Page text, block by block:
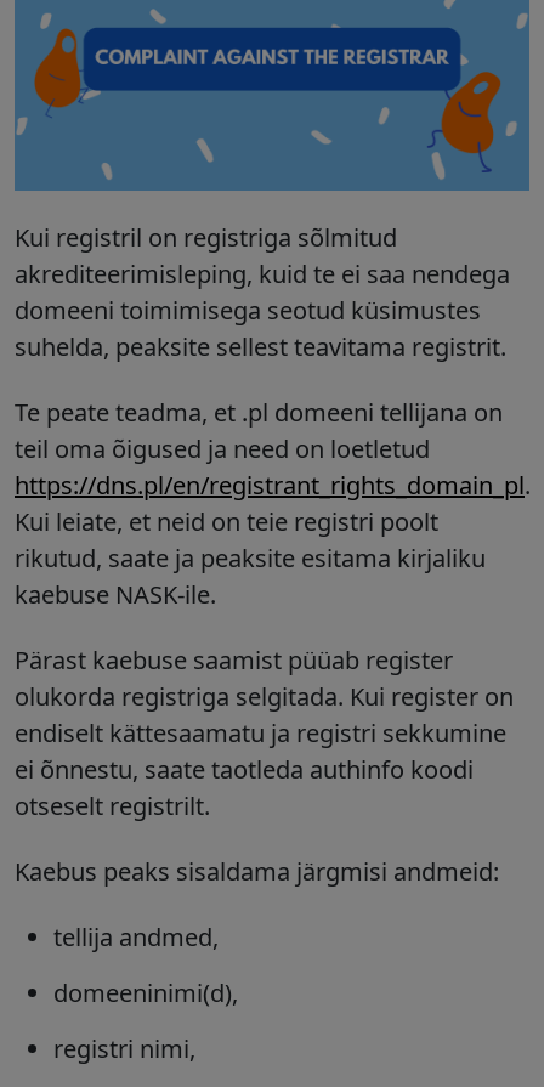
Kui registril on registriga sõlmitud
akrediteerimisleping, kuid te ei saa nendega
domeeni toimimisega seotud küsimustes
suhelda, peaksite sellest teavitama registrit.
Te peate teadma, et .pl domeeni tellijana on
teil oma õigused ja need on loetletud
https://dns.pl/en/registrant_rights_domain_pl.
Kui leiate, et neid on teie registri poolt
rikutud, saate ja peaksite esitama kirjaliku
kaebuse NASK-ile.
Pärast kaebuse saamist püüab register
olukorda registriga selgitada. Kui register on
endiselt kättesaamatu ja registri sekkumine
ei õnnestu, saate taotleda authinfo koodi
otseselt registrilt.
Kaebus peaks sisaldama järgmisi andmeid:
tellija andmed,
domeeninimi(d),
registri nimi,